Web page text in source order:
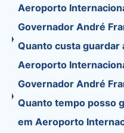
Aeroporto
Governador André
Quanto custa guardar
Aeroporto
Governador André
Quanto tempo posso
em Aeroporto